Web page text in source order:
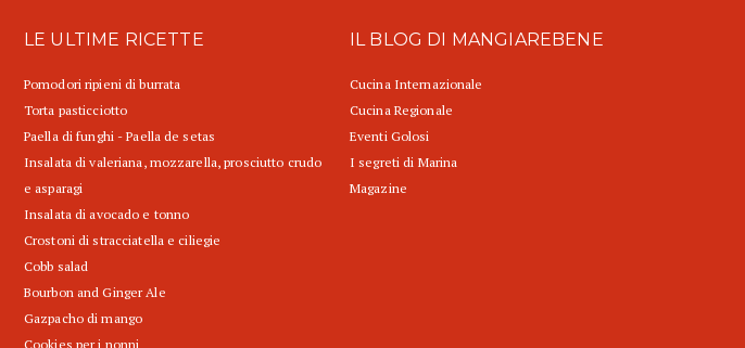
LE ULTIME RICETTE
Pomodori ripieni di burrata
Torta pasticciotto
Paella di funghi - Paella de setas
Insalata di valeriana, mozzarella, prosciutto crudo
e asparagi
Insalata di avocado e tonno
Crostoni di stracciatella e ciliegie
Cobb salad
Bourbon and Ginger Ale
Gazpacho di mango
Cookies per i nonni
IL BLOG DI MANGIAREBENE
Cucina Internazionale
Cucina Regionale
Eventi Golosi
I segreti di Marina
Magazine